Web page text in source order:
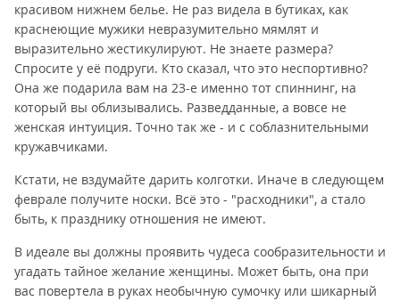
красивом нижнем белье. Не раз видела в бутиках, как
краснеющие мужики невразумительно мямлят и
выразительно жестикулируют. Не знаете размера?
Спросите у её подруги. Кто сказал, что это неспортивно?
Она же подарила вам на 23-е именно тот спиннинг, на
который вы облизывались. Разведданные, а вовсе не
женская интуиция. Точно так же - и с соблазнительными
кружавчиками.
Кстати, не вздумайте дарить колготки. Иначе в следующем
феврале получите носки. Всё это - "расходники", а стало
быть, к празднику отношения не имеют.
В идеале вы должны проявить чудеса сообразительности и
угадать тайное желание женщины. Может быть, она при
вас повертела в руках необычную сумочку или шикарный